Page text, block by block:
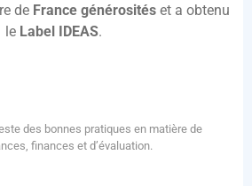
de France générositéset a obtenu
le Label IDEAS.
des bonnes pratiques en matière de
finances et d’évaluation.